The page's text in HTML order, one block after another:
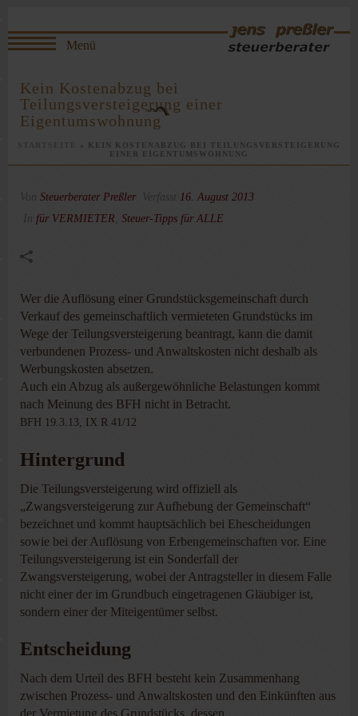
Kein Kostenabzug bei
Teilungsversteigerung einer
Eigentumswohnung
» KEIN KOSTENABZUG BEI TEILUNGSVERSTEIGERUNG
EINER EIGENTUMSWOHNUNG
Von Steuerberater Preßler Verfasst 16. August 2013
In für VERMIETER Steuer-Tipps für ALLE
Wer die Auflösung einer Grundstücksgemeinschaft durch
Verkauf des gemeinschaftlich vermieteten Grundstücks im
Wege der Teilungsversteigerung beantragt, kann die damit
verbundenen Prozess- und Anwaltskosten nicht deshalb als
Werbungskosten absetzen.
Auch ein Abzug als außergewöhnliche Belastungen kommt
nach Meinung des BFH nicht in Betracht.
BFH 19.3.13, IX R 41/12
Hintergrund
Die Teilungsversteigerung wird offiziell als
„Zwangsversteigerung zur Aufhebung der Gemeinschaft“
bezeichnet und kommt hauptsächlich bei Ehescheidungen
sowie bei der Auflösung von Erbengemeinschaften vor. Eine
Teilungsversteigerung ist ein Sonderfall der
Zwangsversteigerung, wobei der Antragsteller in diesem Falle
nicht einer der im Grundbuch eingetragenen Gläubiger ist,
sondern einer der Miteigentümer selbst.
Entscheidung
Nach dem Urteil des BFH besteht kein Zusammenhang
zwischen Prozess- und Anwaltskosten und den Einkünften aus
der Vermietung des Grundstücks, dessen